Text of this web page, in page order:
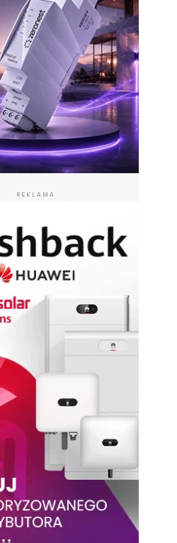
REKLAMA